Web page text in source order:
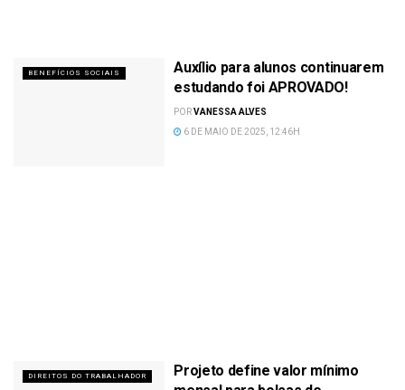
BENEFÍCIOS SOCIAIS
Auxílio para alunos continuarem
estudando foi APROVADO!
PORVANESSA ALVES
6 DE MAIO DE 2025, 12:46H
DIREITOS DO TRABALHADOR
Projeto define valor mínimo